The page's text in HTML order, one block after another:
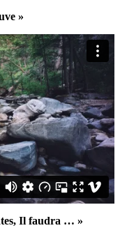
»
Il faudra … »